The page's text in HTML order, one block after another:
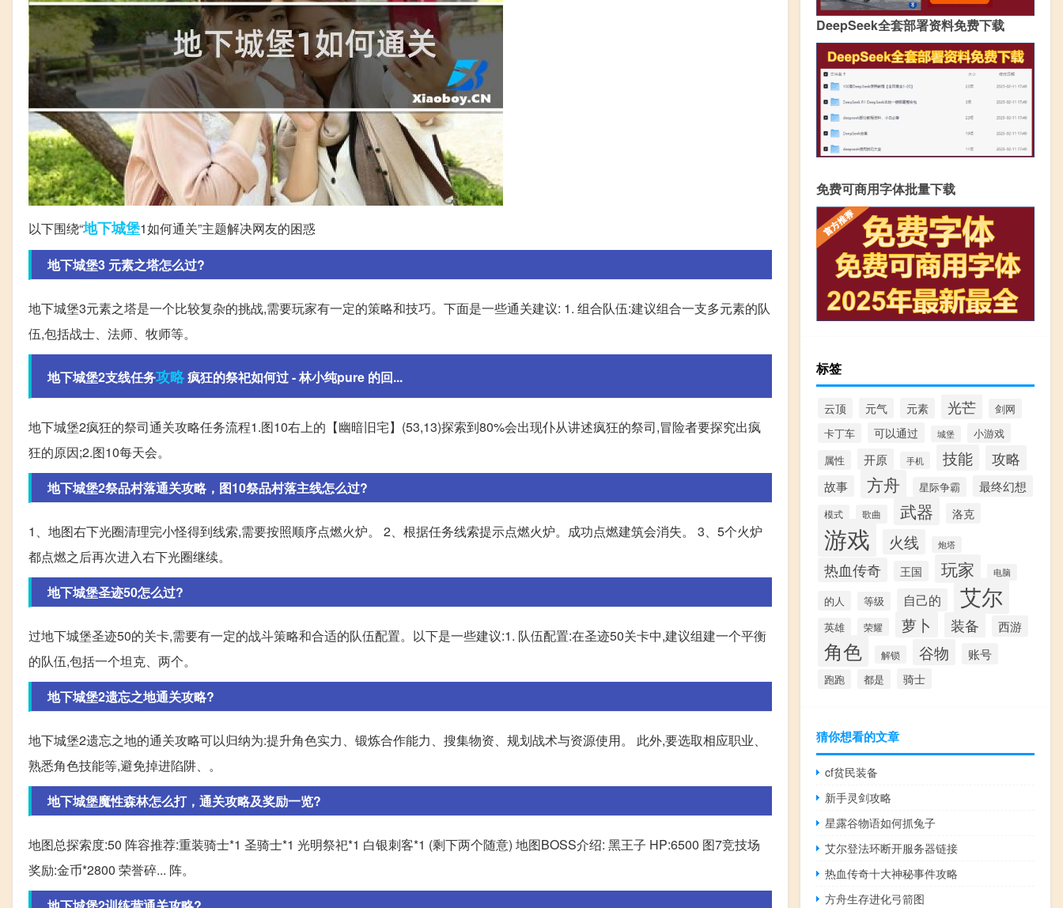
以下围绕“地下城堡1如何通关”主题解决网友的困惑
地下城堡3 元素之塔怎么过?
地下城堡3元素之塔是一个比较复杂的挑战,需要玩家有一定的策略和技巧。下面是一些通关建议: 1. 组合队伍:建议组合一支多元素的队
伍,包括战士、法师、牧师等。
地下城堡2支线任务攻略疯狂的祭祀如何过 - 林小纯pure 的回...
地下城堡2疯狂的祭司通关攻略任务流程1.图10右上的【幽暗旧宅】(53,13)探索到80%会出现仆从讲述疯狂的祭司,冒险者要探究出疯
狂的原因;2.图10每天会。
地下城堡2祭品村落通关攻略，图10祭品村落主线怎么过?
1、地图右下光圈清理完小怪得到线索,需要按照顺序点燃火炉。 2、根据任务线索提示点燃火炉。成功点燃建筑会消失。 3、5个火炉
都点燃之后再次进入右下光圈继续。
地下城堡圣迹50怎么过?
过地下城堡圣迹50的关卡,需要有一定的战斗策略和合适的队伍配置。以下是一些建议:1. 队伍配置:在圣迹50关卡中,建议组建一个平衡
的队伍,包括一个坦克、两个。
地下城堡2遗忘之地通关攻略?
地下城堡2遗忘之地的通关攻略可以归纳为:提升角色实力、锻炼合作能力、搜集物资、规划战术与资源使用。 此外,要选取相应职业、
熟悉角色技能等,避免掉进陷阱、。
地下城堡魔性森林怎么打，通关攻略及奖励一览?
地图总探索度:50 阵容推荐:重装骑士*1 圣骑士*1 光明祭祀*1 白银刺客*1 (剩下两个随意) 地图BOSS介绍: 黑王子 HP:6500 图7竞技场
奖励:金币*2800 荣誉碎... 阵。
DeepSeek全套部署资料免费下载
免费可商用字体批量下载
标签
云顶 元气 元素 光芒
剑网
卡丁车
可以通过 城堡
小游戏
属性
开原 手机 技能 攻略
故事 方舟 星际争霸 最终幻想
模式 歌曲 武器 洛克
游戏 火线 炮塔
热血传奇 王国 玩家 电脑
的人 等级 自己的 艾尔
英雄 荣耀 萝卜 装备 西游
角色 解锁 谷物 账号
跑跑 都是 骑士
猜你想看的文章
cf贫民装备
新手灵剑攻略
星露谷物语如何抓兔子
艾尔登法环断开服务器链接
热血传奇十大神秘事件攻略
方舟生存进化弓箭图